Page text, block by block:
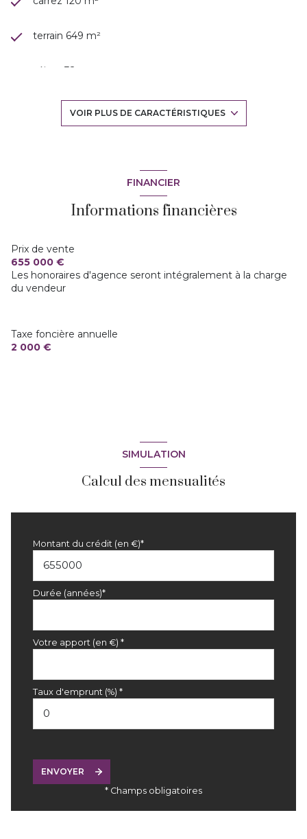
terrain 649 m²
séjour 32 m²
cuisine séparée
Chauffage central : radiateur (gaz)
1 garage(s)
exposition Sud
VOIR PLUS DE CARACTÉRISTIQUES
FINANCIER
Informations financières
Prix de vente
655 000 €
Les honoraires d'agence seront intégralement à la charge
du vendeur
Taxe foncière annuelle
2 000 €
SIMULATION
Calcul des mensualités
Montant du crédit (en €)*
Durée (années)*
Votre apport (en €) *
Taux d'emprunt (%) *
ENVOYER
* Champs obligatoires